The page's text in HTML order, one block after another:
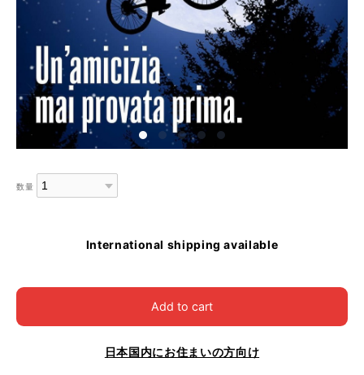
数量
International shipping available
Add to cart
日本国内にお住まいの方向け